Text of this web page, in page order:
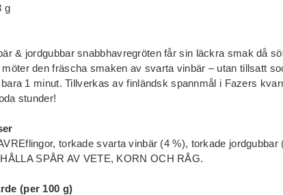
g
& jordgubbar snabbhavregröten får sin läckra smak då
möter den fräscha smaken av svarta vinbär – utan tillsatt
1 minut. Tillverkas av finländsk spannmål i Fazers
stunder!
torkade svarta vinbär (4 %), torkade jordgubbar
SPÅR AV VETE, KORN OCH RÅG.
(per 100 g)